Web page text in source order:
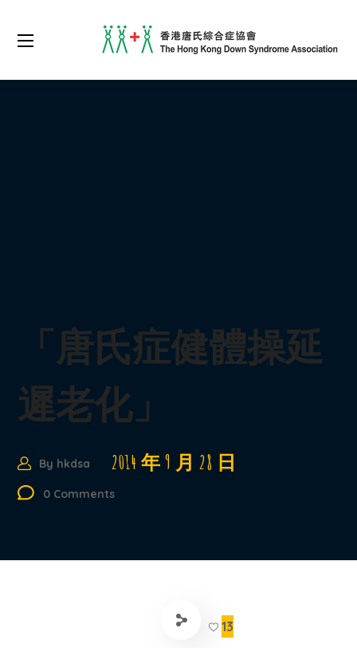
「唐氏症健體操延
遲老化」
By hkdsa 2014 年 9 月 28 日
0 Comments
13